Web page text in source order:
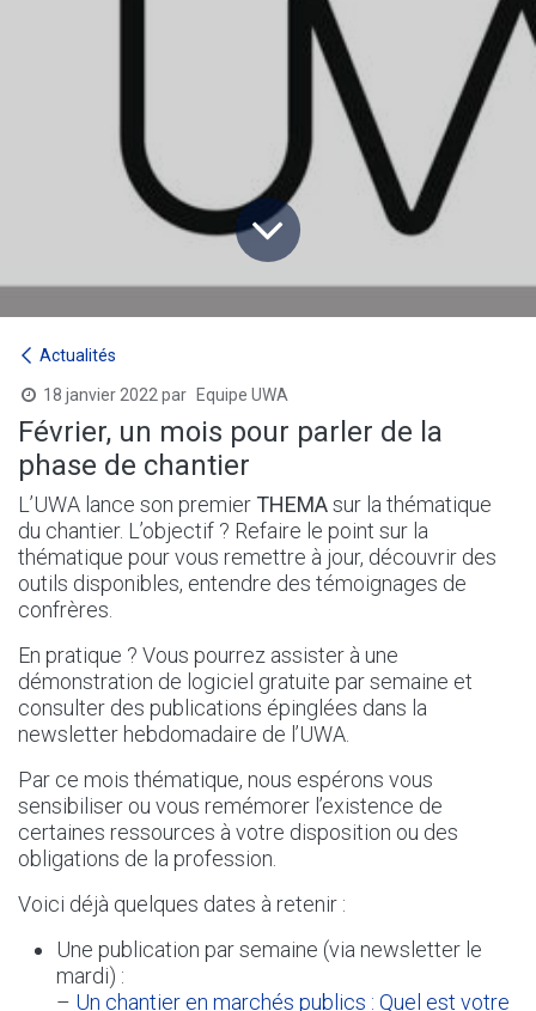
Actualités
18 janvier 2022 par Equipe UWA
Février, un mois pour parler de la
phase de chantier
L’UWA lance son premier THEMAsur la thématique
du chantier. L’objectif ? Refaire le point sur la
thématique pour vous remettre à jour, découvrir des
outils disponibles, entendre des témoignages de
confrères.
En pratique ? Vous pourrez assister à une
démonstration de logiciel gratuite par semaine et
consulter des publications épinglées dans la
newsletter hebdomadaire de l’UWA.
Par ce mois thématique, nous espérons vous
sensibiliser ou vous remémorer l’existence de
certaines ressources à votre disposition ou des
obligations de la profession.
Voici déjà quelques dates à retenir :
Une publication par semaine (via newsletter le
mardi) :
– Un chantier en marchés publics : Quel est votre